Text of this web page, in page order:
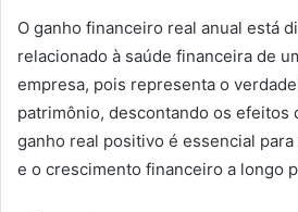
O ganho financeiro real anual está
relacionado à saúde financeira de
empresa, pois representa o
patrimônio, descontando os efeitos
ganho real positivo é essencial
e o crescimento financeiro a longo